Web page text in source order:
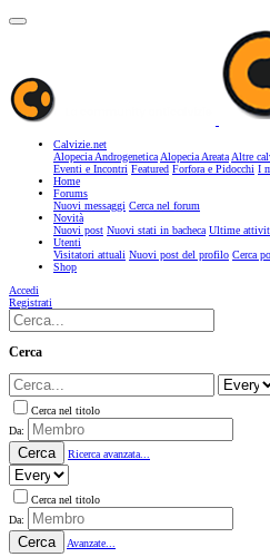
Calvizie.net
Alopecia AndrogeneticaAlopecia AreataAltre
Eventi e Incontri Featured Forfora e Pidocchi I
Home
Forums
Nuovi messaggi Cerca nel forum
Novità
Nuovi post Nuovi stati in bacheca Ultime
Utenti
Visitatori attuali Nuovi post del profilo Cerca
Shop
Accedi
Registrati
Cerca
Cerca nel titolo
Da:
Cerca Ricerca avanzata...
Cerca nel titolo
Da:
Cerca Avanzate...